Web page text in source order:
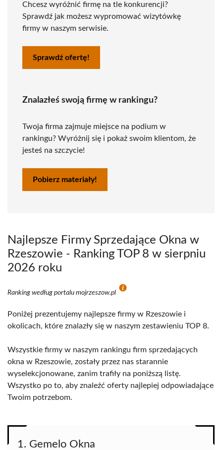
Chcesz wyróżnić firmę na tle konkurencji?
Sprawdź jak możesz wypromować wizytówkę
firmy w naszym serwisie.
Sprawdź ofertę!
Znalazłeś swoją firmę w rankingu?
Twoja firma zajmuje miejsce na podium w
rankingu? Wyróżnij się i pokaż swoim klientom, że
jesteś na szczycie!
Pobierz materiały!
Najlepsze Firmy Sprzedające Okna w
Rzeszowie - Ranking TOP 8 w sierpniu
2026 roku
Ranking według portalu mojrzeszow.pl
Poniżej prezentujemy najlepsze firmy w Rzeszowie i
okolicach, które znalazły się w naszym zestawieniu TOP 8.
Wszystkie firmy w naszym rankingu firm sprzedających
okna w Rzeszowie, zostały przez nas starannie
wyselekcjonowane, zanim trafiły na poniższą listę.
Wszystko po to, aby znaleźć oferty najlepiej odpowiadające
Twoim potrzebom.
1. Gemelo Okna